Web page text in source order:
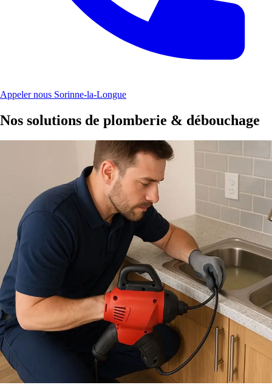
Appeler nous Sorinne-la-Longue
Nos solutions de plomberie & débouchage